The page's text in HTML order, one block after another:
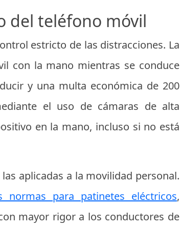
del teléfono móvil
estricto de las distracciones. La
con la mano mientras se conduce
y una multa económica de 200
el uso de cámaras de alta
en la mano, incluso si no está
aplicadas a la movilidad personal.
normas para patinetes eléctricos,
mayor rigor a los conductores de